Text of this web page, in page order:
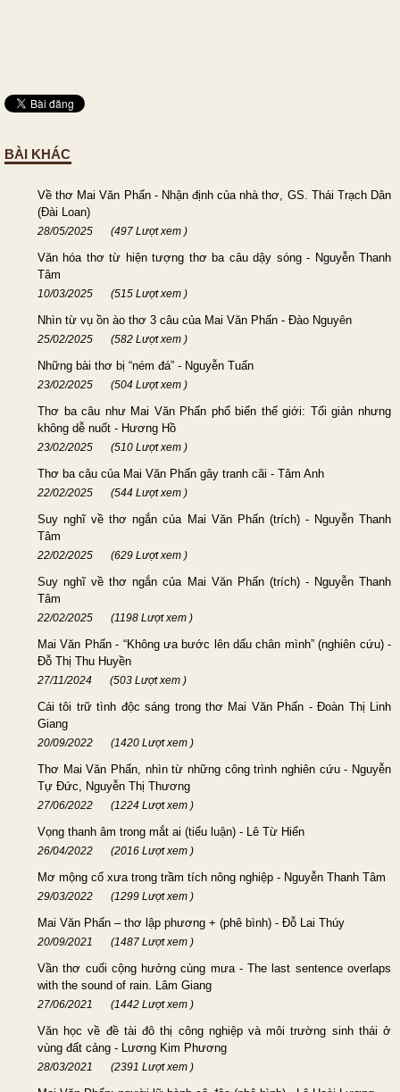
BÀI KHÁC
Về thơ Mai Văn Phấn - Nhận định của nhà thơ, GS. Thái Trạch Dân
(Đài Loan)
28/05/2025 (497 Lượt xem )
Văn hóa thơ từ hiện tượng thơ ba câu dậy sóng - Nguyễn Thanh
Tâm
10/03/2025 (515 Lượt xem )
Nhìn từ vụ ồn ào thơ 3 câu của Mai Văn Phấn - Đào Nguyên
25/02/2025 (582 Lượt xem )
Những bài thơ bị “ném đá” - Nguyễn Tuấn
23/02/2025 (504 Lượt xem )
Thơ ba câu như Mai Văn Phấn phổ biến thế giới: Tối giản nhưng
không dễ nuốt - Hương Hồ
23/02/2025 (510 Lượt xem )
Thơ ba câu của Mai Văn Phấn gây tranh cãi - Tâm Anh
22/02/2025 (544 Lượt xem )
Suy nghĩ về thơ ngắn của Mai Văn Phấn (trích) - Nguyễn Thanh
Tâm
22/02/2025 (629 Lượt xem )
Suy nghĩ về thơ ngắn của Mai Văn Phấn (trích) - Nguyễn Thanh
Tâm
22/02/2025 (1198 Lượt xem )
Mai Văn Phấn - “Không ưa bước lên dấu chân mình” (nghiên cứu) -
Đỗ Thị Thu Huyền
27/11/2024 (503 Lượt xem )
Cái tôi trữ tình độc sáng trong thơ Mai Văn Phấn - Đoàn Thị Linh
Giang
20/09/2022 (1420 Lượt xem )
Thơ Mai Văn Phấn, nhìn từ những công trình nghiên cứu - Nguyễn
Tự Đức, Nguyễn Thị Thương
27/06/2022 (1224 Lượt xem )
Vọng thanh âm trong mắt ai (tiểu luận) - Lê Từ Hiển
26/04/2022 (2016 Lượt xem )
Mơ mộng cổ xưa trong trầm tích nông nghiệp - Nguyễn Thanh Tâm
29/03/2022 (1299 Lượt xem )
Mai Văn Phấn – thơ lập phương + (phê bình) - Đỗ Lai Thúy
20/09/2021 (1487 Lượt xem )
Vần thơ cuối cộng hưởng cùng mưa - The last sentence overlaps
with the sound of rain. Lâm Giang
27/06/2021 (1442 Lượt xem )
Văn học về đề tài đô thị công nghiệp và môi trường sinh thái ở
vùng đất cảng - Lương Kim Phương
28/03/2021 (2391 Lượt xem )